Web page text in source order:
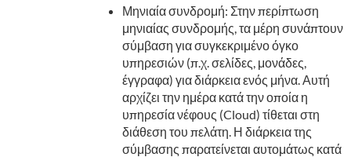
Μηνιαία συνδρομή: Στην περίπτωση
μηνιαίας συνδρομής, τα μέρη συνάπτουν
σύμβαση για συγκεκριμένο όγκο
υπηρεσιών (π.χ. σελίδες, μονάδες,
έγγραφα) για διάρκεια ενός μήνα. Αυτή
αρχίζει την ημέρα κατά την οποία η
υπηρεσία νέφους (Cloud) τίθεται στη
διάθεση του πελάτη. Η διάρκεια της
σύμβασης παρατείνεται αυτομάτως κατά